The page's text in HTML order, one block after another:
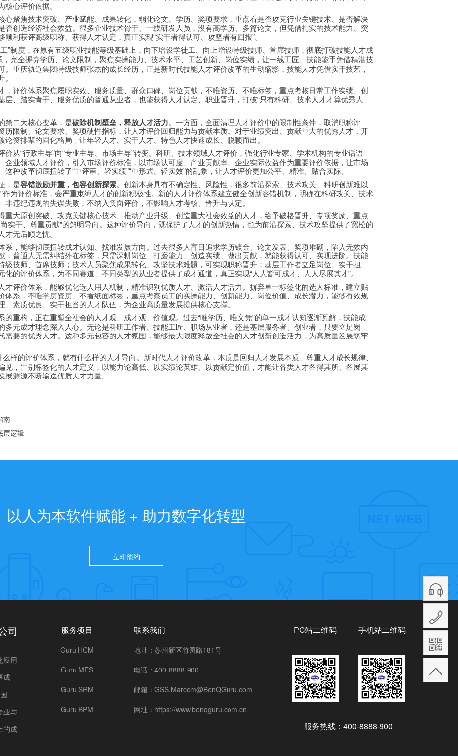
心评价依据。
心聚焦技术突破、产业赋能、成果转化，弱化论文、学历、奖项要求，重点看是否攻克行业关键技术、是否解决
否创造经济社会效益。很多企业技术骨干、一线研发人员，没有高学历、多篇论文，但凭借扎实的技术能力、突
顺利获评高级职称、获得人才认定，真正实现“实干者得认可、攻坚者有回报”。
”制度，在原有五级职业技能等级基础上，向下增设学徒工、向上增设特级技师、首席技师，彻底打破技能人才成
，完全摒弃学历、论文限制，聚焦实操能力、技术水平、工艺创新、岗位实绩，让一线工匠、技能能手凭借精湛技
重庆轨道集团特级技师张杰的成长经历，正是新时代技能人才评价改革的生动缩影，技能人才凭借实干技艺，
，评价体系聚焦履职实效、服务质量、群众口碑、岗位贡献，不唯资历、不唯标签，重点考核日常工作实绩、创
层、踏实肯干、服务优质的普通从业者，也能获得人才认定、职业晋升，打破“只有科研、技术人才才算优秀人
第二大核心变革，是破除机制壁垒，释放人才活力。一方面，全面清理人才评价中的限制性条件，取消职称评
历限制、论文要求、奖项硬性指标，让人才评价回归能力与贡献本质。对于业绩突出、贡献重大的优秀人才，开
资排辈的固化格局，让年轻人才、实干人才、特色人才快速成长、脱颖而出。
价从“行政主导”向“专业主导、市场主导”转变。科研、技术领域人才评价，强化行业专家、学术机构的专业话语
企业领域人才评价，引入市场评价标准，以市场认可度、产业贡献率、企业实际效益作为重要评价依据，让市场
这种改革彻底扭转了“重评审、轻实绩”“重形式、轻实效”的乱象，让人才评价更加公平、精准、贴合实际。
，是容错激励并重，包容创新探索。创新本身具有不确定性、风险性，很多前沿探索、技术攻关、科研创新难以
”作为评价标准，会严重束缚人才的创新积极性。新的人才评价体系建立健全创新容错机制，明确在科研攻关、技术
违纪违规的失误失败，不纳入负面评价，不影响人才考核、晋升与认定。
重大原创突破、攻克关键核心技术、推动产业升级、创造重大社会效益的人才，给予破格晋升、专项奖励、重点
实干、尊重贡献”的鲜明导向。这种评价导向，既保护了人才的创新热情，也为前沿探索、技术攻坚提供了宽松的
无后顾之忧。
系，能够彻底扭转成才认知、找准发展方向。过去很多人盲目追求学历镀金、论文发表、奖项堆砌，陷入无效内
，普通人无需纠结外在标签，只需深耕岗位、打磨能力、创造实绩、做出贡献，就能获得认可、实现进阶。技能
级技师、首席技师；技术人员聚焦成果转化、攻坚技术难题，可实现职称晋升；基层工作者立足岗位、实干担
化的评价体系，为不同赛道、不同类型的从业者提供了成才通道，真正实现“人人皆可成才、人人尽展其才”。
才评价体系，能够优化选人用人机制，精准识别优质人才、激活人才活力。摒弃单一标签化的选人标准，建立贴
体系，不唯学历资历、不看纸面标签，重点考察员工的实操能力、创新能力、岗位价值、成长潜力，能够有效规
素质优良、实干担当的人才队伍，为企业高质量发展提供核心支撑。
的重构，正在重塑全社会的人才观、成才观、价值观。过去“唯学历、唯文凭”的单一成才认知逐渐瓦解，技能成
多元成才理念深入人心。无论是科研工作者、技能工匠、职场从业者，还是基层服务者、创业者，只要立足岗
需要的优秀人才。这种多元包容的人才氛围，能够最大限度释放全社会的人才创新创造活力，为高质量发展筑牢
么样的评价体系，就有什么样的人才导向。新时代人才评价改革，本质是回归人才发展本质、尊重人才成长规律、
见，告别标签化的人才定义，以能力论高低、以实绩论英雄、以贡献定价值，才能让各类人才各得其所、各展其
源源不断输送优质人才力量。
南
层逻辑
以人为本软件赋能 + 助力数字化转型
立即预约
司
应用
成
业与
的成
服务项目
Guru HCM
Guru MES
Guru SRM
Guru BPM
联系我们
地址：苏州新区竹园路181号
电话：400-8888-900
邮箱：GSS.Marcom@BenQGuru.com
网址：https://www.benqguru.com.cn
PC站二维码 手机站二维码
服务热线：400-8888-900